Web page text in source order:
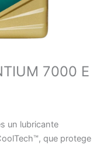
7000 E
un lubricante
que protege